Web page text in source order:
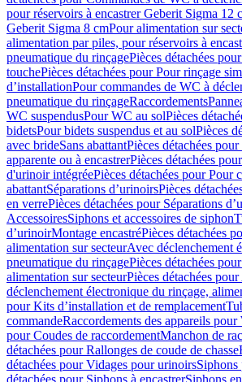
pour réservoirs à encastrer Geberit Sigma 12
Geberit Sigma 8 cmPour alimentation sur
alimentation par piles, pour réservoirs à
pneumatique du rinçagePièces détachées
touchePièces détachées pour Pour rinçage
d’installationPour commandes de WC à
pneumatique du rinçageRaccordements
WC suspendusPour WC au solPièces
bidetsPour bidets suspendus et au solPièces
avec brideSans abattantPièces détachées
apparente ou à encastrerPièces détachées
d'urinoir intégréePièces détachées pour Pour
abattantSéparations d’urinoirsPièces
en verrePièces détachées pour Séparations
AccessoiresSiphons et accessoires de siphon
dʼurinoirMontage encastréPièces détachées
alimentation sur secteurAvec déclenchement
pneumatique du rinçagePièces détachées
alimentation sur secteurPièces détachées
déclenchement électronique du rinçage,
pour Kits d’installation et de remplacement
commandeRaccordements des appareils
pour Coudes de raccordementManchon de
détachées pour Rallonges de coude de chasse
détachées pour Vidages pour urinoirs
détachées pour Siphons à encastrerSiphons